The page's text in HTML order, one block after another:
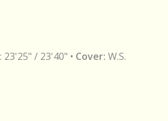
: 23'25" / 23'40" • Cover: W.S.